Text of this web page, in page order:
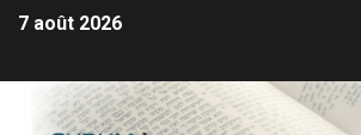
7 août 2026